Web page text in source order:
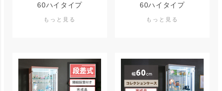
60ハイタイプ
60ハイタイプ